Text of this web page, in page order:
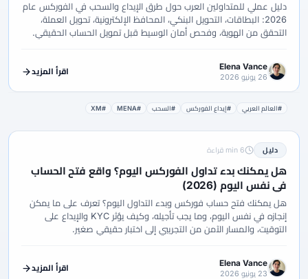
دليل عملي للمتداولين العرب حول طرق الإيداع والسحب في الفوركس عام
2026: البطاقات، التحويل البنكي، المحافظ الإلكترونية، تحويل العملة،
التحقق من الهوية، وفحص أمان الوسيط قبل تمويل الحساب الحقيقي.
Elena Vance
26 يونيو 2026
اقرأ المزيد
#العالم العربي #إيداع الفوركس #السحب #MENA
#XM
دليل 6 min قراءة
هل يمكنك بدء تداول الفوركس اليوم؟ واقع فتح الحساب
في نفس اليوم (2026)
هل يمكنك فتح حساب فوركس وبدء التداول اليوم؟ تعرف على ما يمكن
إنجازه في نفس اليوم، وما يجب تأجيله، وكيف يؤثر KYC والإيداع على
التوقيت، والمسار الآمن من التجريبي إلى اختبار حقيقي صغير.
Elena Vance
23 يونيو 2026
اقرأ المزيد